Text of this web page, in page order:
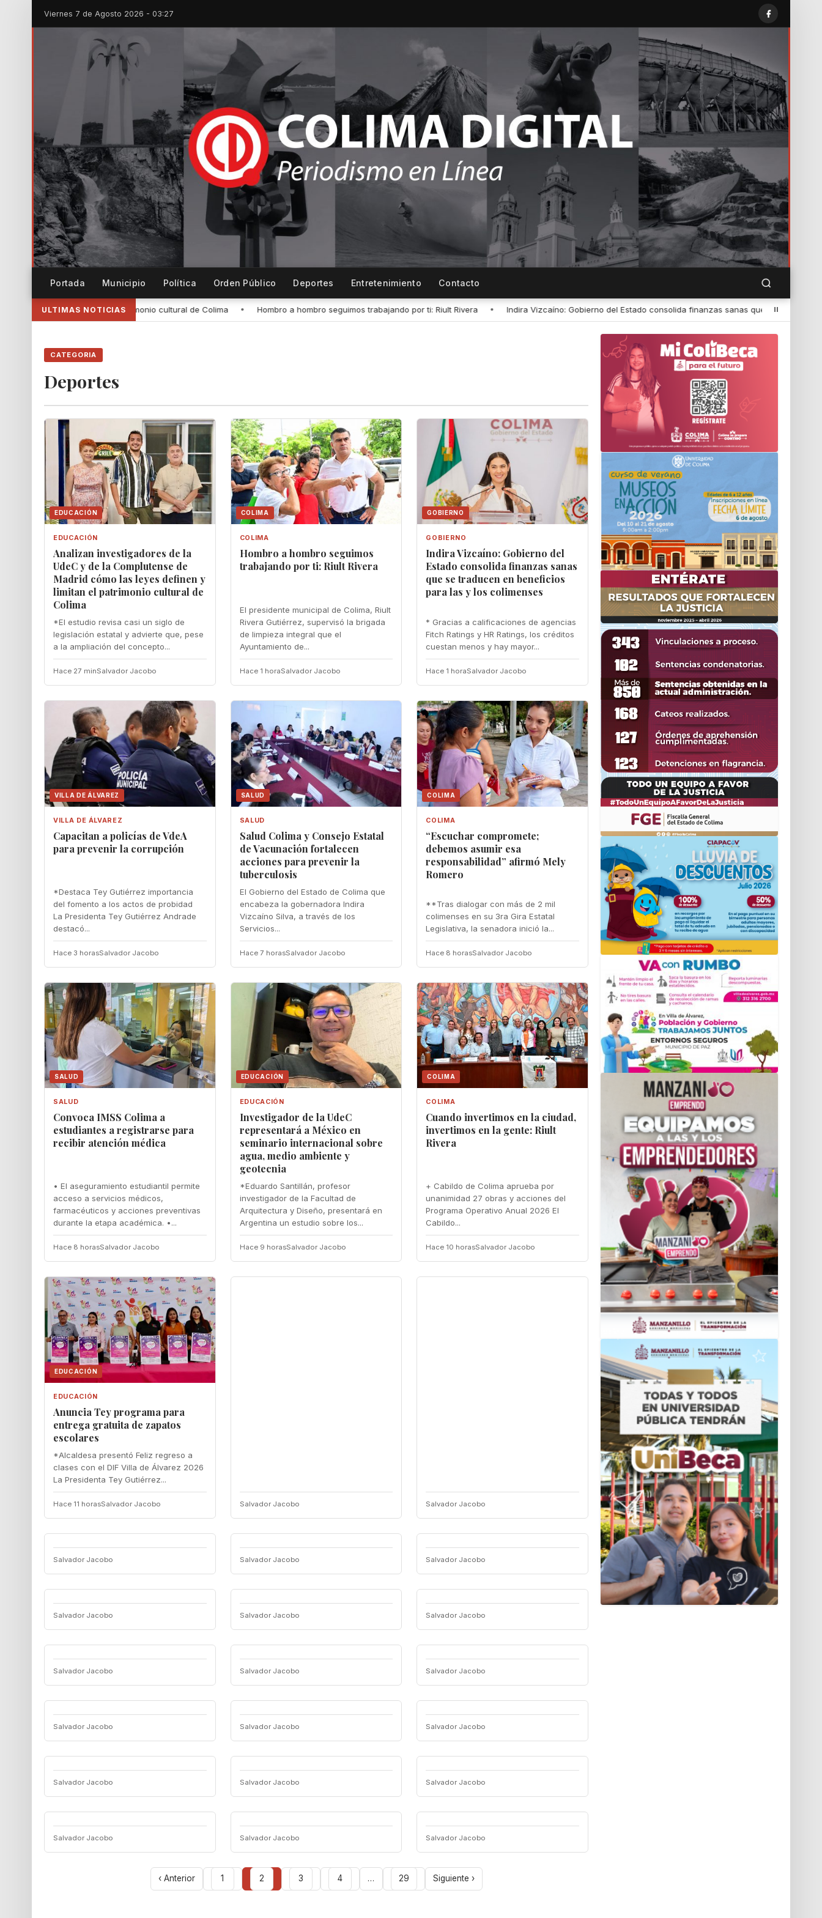
Viernes 7 de Agosto 2026 - 03:27
Portada Municipio Política Orden Público Deportes Entretenimiento Contacto
ULTIMAS NOTICIAS
el patrimonio cultural de Colima • Hombro a hombro seguimos trabajando por ti: Riult Rivera • Indira Vizcaíno: Gobierno del Estado consolida finanzas sanas que se traducen en beneficios para las
CATEGORIA
Deportes
EDUCACIÓN
EDUCACIÓN
Analizan investigadores de la
UdeC y de la Complutense de
Madrid cómo las leyes definen y
limitan el patrimonio cultural de
Colima
*El estudio revisa casi un siglo de
legislación estatal y advierte que, pese
a la ampliación del concepto...
Hace 27 minSalvador Jacobo
COLIMA
COLIMA
Hombro a hombro seguimos
trabajando por ti: Riult Rivera
El presidente municipal de Colima, Riult
Rivera Gutiérrez, supervisó la brigada
de limpieza integral que el
Ayuntamiento de...
Hace 1 horaSalvador Jacobo
GOBIERNO
GOBIERNO
Indira Vizcaíno: Gobierno del
Estado consolida finanzas sanas
que se traducen en beneficios
para las y los colimenses
* Gracias a calificaciones de agencias
Fitch Ratings y HR Ratings, los créditos
cuestan menos y hay mayor...
Hace 1 horaSalvador Jacobo
VILLA DE ÁLVAREZ
VILLA DE ÁLVAREZ
‎Capacitan a policías de VdeA
‎para prevenir la corrupción
‎*Destaca Tey Gutiérrez importancia
del fomento a los actos de probidad ‎
La Presidenta Tey Gutiérrez Andrade
destacó...
Hace 3 horasSalvador Jacobo
SALUD
SALUD
Salud Colima y Consejo Estatal
de Vacunación fortalecen
acciones para prevenir la
tuberculosis
El Gobierno del Estado de Colima que
encabeza la gobernadora Indira
Vizcaíno Silva, a través de los
Servicios...
Hace 7 horasSalvador Jacobo
COLIMA
COLIMA
“Escuchar compromete;
debemos asumir esa
responsabilidad” afirmó Mely
Romero
**Tras dialogar con más de 2 mil
colimenses en su 3ra Gira Estatal
Legislativa, la senadora inició la...
Hace 8 horasSalvador Jacobo
SALUD
SALUD
Convoca IMSS Colima a
estudiantes a registrarse para
recibir atención médica
• El aseguramiento estudiantil permite
acceso a servicios médicos,
farmacéuticos y acciones preventivas
durante la etapa académica. •...
Hace 8 horasSalvador Jacobo
EDUCACIÓN
EDUCACIÓN
Investigador de la UdeC
representará a México en
seminario internacional sobre
agua, medio ambiente y
geotecnia
*Eduardo Santillán, profesor
investigador de la Facultad de
Arquitectura y Diseño, presentará en
Argentina un estudio sobre los...
Hace 9 horasSalvador Jacobo
COLIMA
COLIMA
Cuando invertimos en la ciudad,
invertimos en la gente: Riult
Rivera
+ Cabildo de Colima aprueba por
unanimidad 27 obras y acciones del
Programa Operativo Anual 2026 El
Cabildo...
Hace 10 horasSalvador Jacobo
EDUCACIÓN
EDUCACIÓN
‎Anuncia Tey programa para
entrega gratuita de zapatos
escolares
‎*Alcaldesa presentó Feliz regreso a
clases con el DIF Villa de Álvarez 2026 ‎
‎La Presidenta Tey Gutiérrez...
Hace 11 horasSalvador Jacobo Salvador Jacobo Salvador Jacobo
Salvador Jacobo Salvador Jacobo Salvador Jacobo
Salvador Jacobo Salvador Jacobo Salvador Jacobo
Salvador Jacobo Salvador Jacobo Salvador Jacobo
Salvador Jacobo Salvador Jacobo Salvador Jacobo
Salvador Jacobo Salvador Jacobo Salvador Jacobo
Salvador Jacobo Salvador Jacobo Salvador Jacobo
‹ Anterior 1 2 3 4 … 29 Siguiente ›